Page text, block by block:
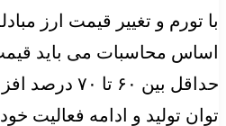
با تورم و تغییر قیمت ارز
اساس محاسبات می باید
حداقل بین ۶۰
توان تولید و ادامه فعالیت